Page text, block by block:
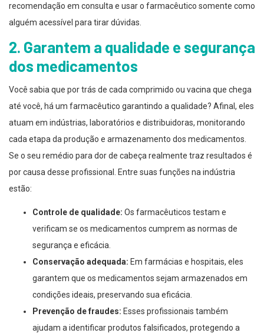
recomendação em consulta e usar o farmacêutico somente como
alguém acessível para tirar dúvidas.
2. Garantem a qualidade e segurança
dos medicamentos
Você sabia que por trás de cada comprimido ou vacina que chega
até você, há um farmacêutico garantindo a qualidade? Afinal, eles
atuam em indústrias, laboratórios e distribuidoras, monitorando
cada etapa da produção e armazenamento dos medicamentos.
Se o seu remédio para dor de cabeça realmente traz resultados é
por causa desse profissional. Entre suas funções na indústria
estão:
Controle de qualidade: Os farmacêuticos testam e
verificam se os medicamentos cumprem as normas de
segurança e eficácia.
Conservação adequada: Em farmácias e hospitais, eles
garantem que os medicamentos sejam armazenados em
condições ideais, preservando sua eficácia.
Prevenção de fraudes: Esses profissionais também
ajudam a identificar produtos falsificados, protegendo a